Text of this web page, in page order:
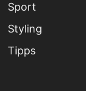
Sport
Styling
Tipps